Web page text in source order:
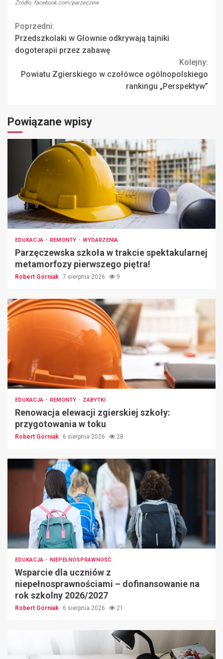
Źródło: facebook.com/parzeczew
Continue
Reading
Poprzedni:
Przedszkolaki w Głownie odkrywają tajniki
dogoterapii przez zabawę
Kolejny:
Powiatu Zgierskiego w czołówce ogólnopolskiego
rankingu „Perspektyw”
Powiązane wpisy
EDUKACJA REMONTY WYDARZENIA
Parzęczewska szkoła w trakcie spektakularnej
metamorfozy pierwszego piętra!
Robert Górniak 7 sierpnia 2026 9
EDUKACJA REMONTY ZABYTKI
Renowacja elewacji zgierskiej szkoły:
przygotowania w toku
Robert Górniak 6 sierpnia 2026 28
EDUKACJA NIEPEŁNOSPRAWNOŚĆ
Wsparcie dla uczniów z
niepełnosprawnościami – dofinansowanie na
rok szkolny 2026/2027
Robert Górniak 6 sierpnia 2026 21